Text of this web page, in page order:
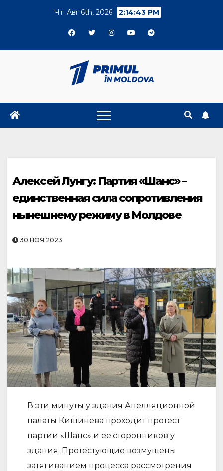
Чт. Авг 6th, 2026 2:14:44 PM
Алексей Лунгу: Партия «Шанс» –
единственная сила сопротивления
нынешнему режиму в Молдове
30.НОЯ.2023
В эти минуты у здания Апелляционной
палаты Кишинева проходит протест
партии «Шанс» и ее сторонников у
здания. Протестующие возмущены
затягиванием процесса рассмотрения